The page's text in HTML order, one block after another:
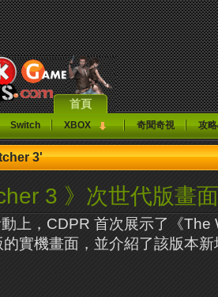
首頁
Switch XBOX 奇聞奇視 攻
3'
3 》次世代版畫
上，CDPR 首次展示了《The
實機畫面，並介紹了該版本